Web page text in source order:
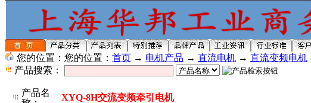
您的位置：您的位置： 首页 → 电机产品 → 直流电机 → 直流变频电机
产品搜索：
产品名
XYQ-8H交流变频牵引电机